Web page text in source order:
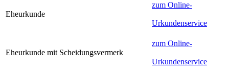
Eheurkunde
zum Online-
Urkundenservice
Eheurkunde mit Scheidungsvermerk
zum Online-
Urkundenservice